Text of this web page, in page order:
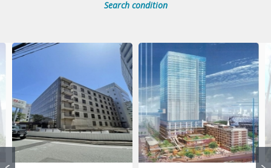
Search condition